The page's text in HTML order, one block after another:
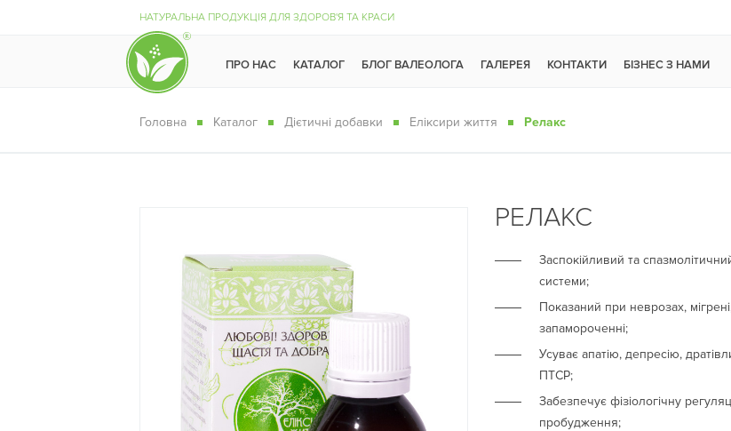
НАТУРАЛЬНА ПРОДУКЦІЯ ДЛЯ ЗДОРОВ'Я ТА КРАСИ
ПРО НАС КАТАЛОГ БЛОГ ВАЛЕОЛОГА ГАЛЕРЕЯ КОНТАКТИ БІЗНЕС З НАМИ
Головна Каталог Дієтичні добавки Еліксири життя Релакс
РЕЛАКС
Заспокійливий та
системи;
Показаний при неврозах,
запамороченні;
Усуває апатію, депресію,
ПТСР;
Забезпечує фізіологічну
пробудження;